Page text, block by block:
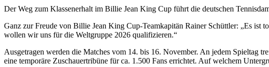
Der Weg zum Klassenerhalt im Billie Jean King Cup führt die deutschen
Ganz zur Freude von Billie Jean King Cup-Teamkapitän Rainer Schüttler: „Es ist
wollen wir uns für die Weltgruppe 2026 qualifizieren.“
Ausgetragen werden die Matches vom 14. bis 16. November. An jedem Spieltag
eine temporäre Zuschauertribüne für ca. 1.500 Fans errichtet. Auf welchem